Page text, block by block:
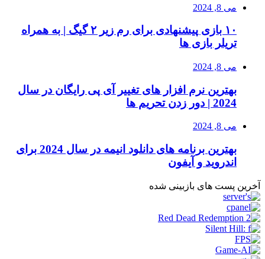
می 8, 2024
۱۰ بازی پیشنهادی برای رم زیر ۲ گیگ | به همراه
تریلر بازی ها
می 8, 2024
بهترین نرم افزار های تغییر آی پی رایگان در سال
2024 | دور زدن تحریم ها
می 8, 2024
بهترین برنامه های دانلود انیمه در سال 2024 برای
اندروید و آیفون
آخرین پست های بازبینی شده